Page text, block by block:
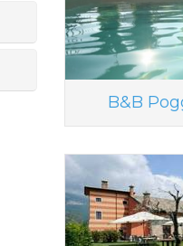
B&B